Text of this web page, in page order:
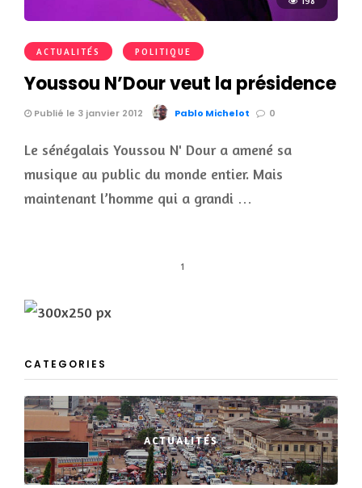
ACTUALITÉS POLITIQUE
Youssou N’Dour veut la présidence
Publié le 3 janvier 2012 Pablo Michelot 0
Le sénégalais Youssou N' Dour a amené sa
musique au public du monde entier. Mais
maintenant l’homme qui a grandi …
1
CATEGORIES
ACTUALITÉS